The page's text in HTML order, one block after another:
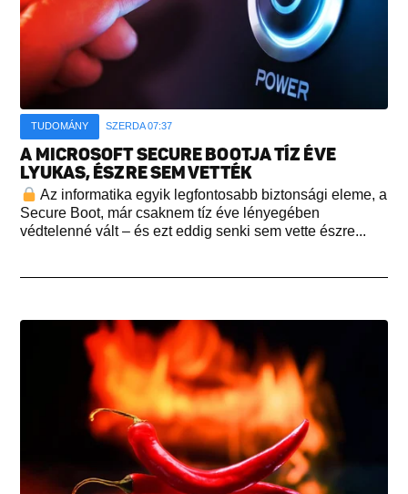
TUDOMÁNY SZERDA 07:37
A MICROSOFT SECURE BOOTJA TÍZ ÉVE
LYUKAS, ÉSZRE SEM VETTÉK
Az informatika egyik legfontosabb biztonsági eleme, a
Secure Boot, már csaknem tíz éve lényegében
védtelenné vált – és ezt eddig senki sem vette észre...